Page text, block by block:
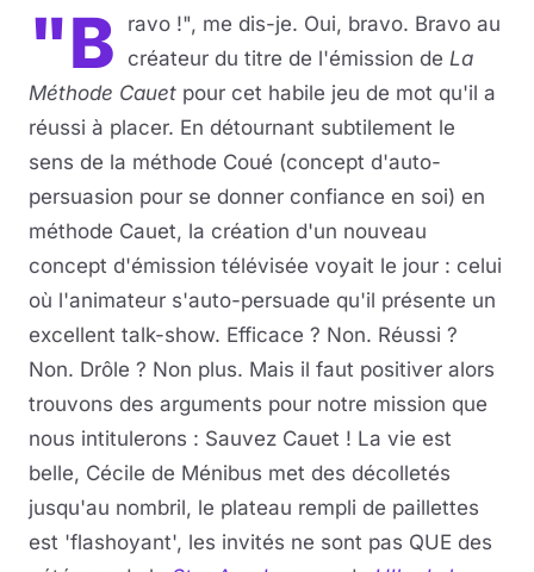
"B
ravo !", me dis-je. Oui, bravo. Bravo au
créateur du titre de l'émission de La
Méthode Cauet pour cet habile jeu de mot qu'il a
réussi à placer. En détournant subtilement le
sens de la méthode Coué (concept d'auto-
persuasion pour se donner confiance en soi) en
méthode Cauet, la création d'un nouveau
concept d'émission télévisée voyait le jour : celui
où l'animateur s'auto-persuade qu'il présente un
excellent talk-show. Efficace ? Non. Réussi ?
Non. Drôle ? Non plus. Mais il faut positiver alors
trouvons des arguments pour notre mission que
nous intitulerons : Sauvez Cauet ! La vie est
belle, Cécile de Ménibus met des décolletés
jusqu'au nombril, le plateau rempli de paillettes
est 'flashoyant', les invités ne sont pas QUE des